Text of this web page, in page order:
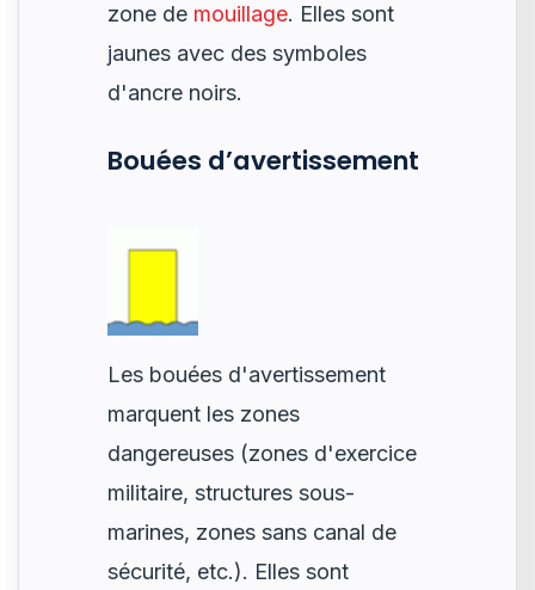
zone de mouillage. Elles sont
jaunes avec des symboles
d'ancre noirs.
Bouées d’avertissement
Les bouées d'avertissement
marquent les zones
dangereuses (zones d'exercice
militaire, structures sous-
marines, zones sans canal de
sécurité, etc.). Elles sont